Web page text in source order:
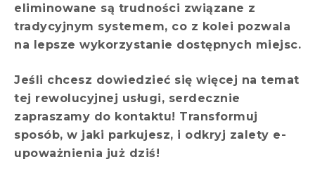
eliminowane są trudności związane z
tradycyjnym systemem, co z kolei pozwala
na lepsze wykorzystanie dostępnych miejsc.
Jeśli chcesz dowiedzieć się więcej na temat
tej rewolucyjnej usługi, serdecznie
zapraszamy do kontaktu! Transformuj
sposób, w jaki parkujesz, i odkryj zalety e-
upoważnienia już dziś!